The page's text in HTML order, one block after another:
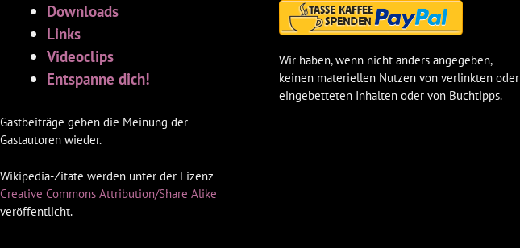
Downloads
Links
Videoclips
Entspanne dich!
Gastbeiträge geben die Meinung der
Gastautoren wieder.
Wikipedia-Zitate werden unter der Lizenz
Creative Commons Attribution/Share Alike
veröffentlicht.
Wir haben, wenn nicht anders angegeben,
keinen materiellen Nutzen von verlinkten oder
eingebetteten Inhalten oder von Buchtipps.